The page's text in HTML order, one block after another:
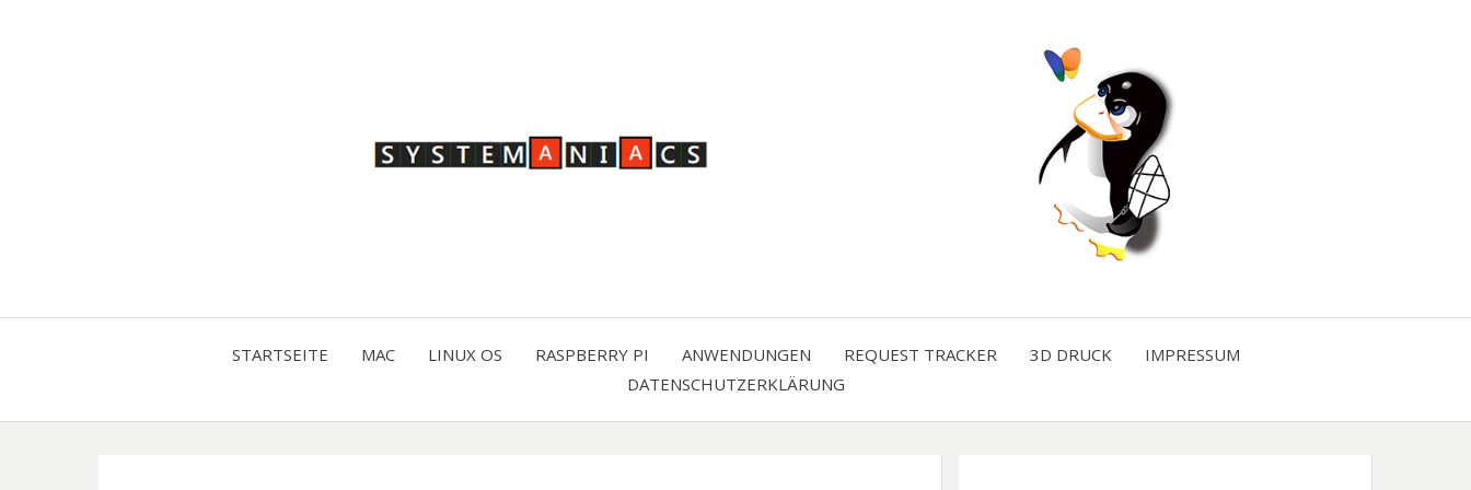
STARTSEITE MAC LINUX OS RASPBERRY PI ANWENDUNGEN REQUEST TRACKER 3D DRUCK
IMPRESSUM
DATENSCHUTZERKLÄRUNG